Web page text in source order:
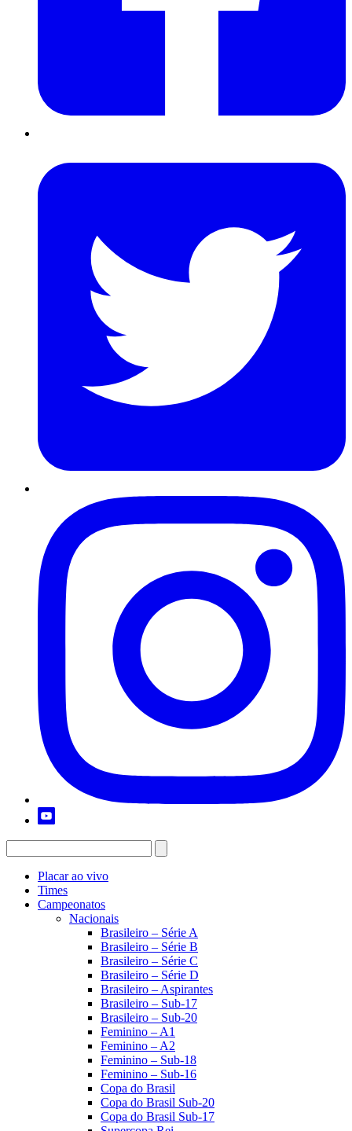
Placar ao vivo
Times
Campeonatos
Nacionais
Brasileiro – Série A
Brasileiro – Série B
Brasileiro – Série C
Brasileiro – Série D
Brasileiro – Aspirantes
Brasileiro – Sub-17
Brasileiro – Sub-20
Feminino – A1
Feminino – A2
Feminino – Sub-18
Feminino – Sub-16
Copa do Brasil
Copa do Brasil Sub-20
Copa do Brasil Sub-17